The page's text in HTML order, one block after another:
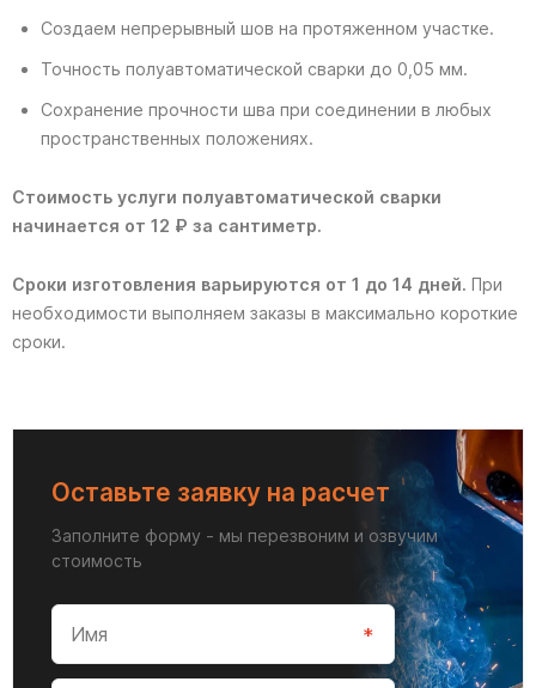
Создаем непрерывный шов на протяженном участке.
Точность полуавтоматической сварки до 0,05 мм.
Сохранение прочности шва при соединении в любых
пространственных положениях.
Стоимость услуги полуавтоматической сварки
начинается от 12 ₽ за сантиметр.
Сроки изготовления варьируются от 1 до 14 дней. При
необходимости выполняем заказы в максимально короткие
сроки.
Оставьте заявку на расчет
Заполните форму - мы перезвоним и озвучим
стоимость